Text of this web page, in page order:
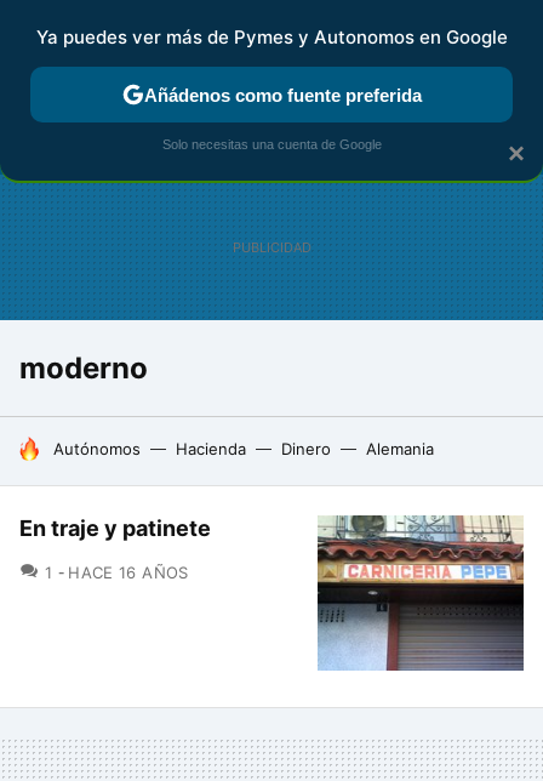
FISCALIDAD Y CONTABILIDAD KIT DIGITAL RENTA
moderno
HOY SE HABLA DE
Autónomos Hacienda Dinero Alemania
En traje y patinete
1 COMENTARIOS
HACE 16 AÑOS
×
Ya puedes ver más de Pymes y Autonomos en Google
Añádenos como fuente preferida
Solo necesitas una cuenta de Google